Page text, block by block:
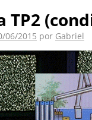
TP2
06/2015 por Gabriel